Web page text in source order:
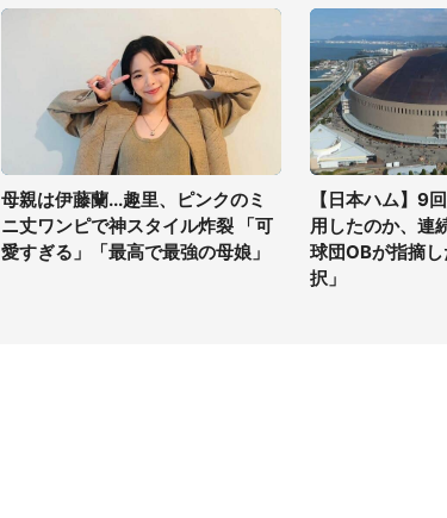
母親は伊藤蘭...趣里、ピンクのミ
ニ丈ワンピで神スタイル炸裂 「可
愛すぎる」「最高で最強の母娘」
【日本ハム】9
用したのか、連
球団OBが指摘
択」